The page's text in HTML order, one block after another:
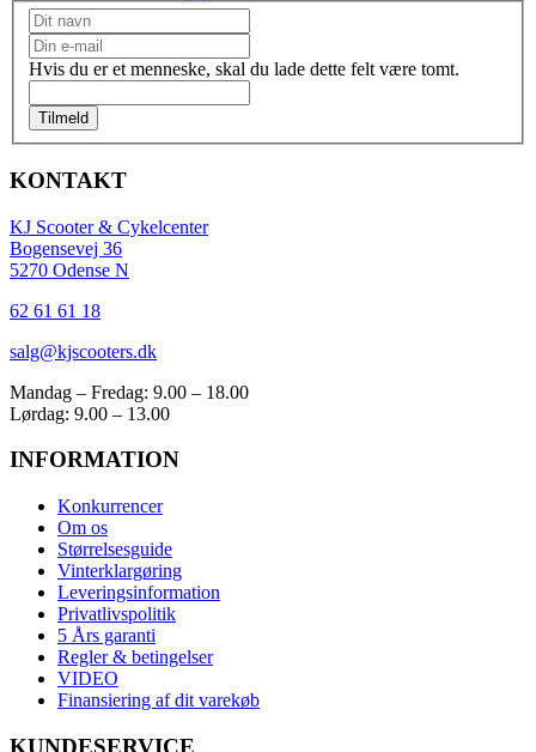
Nyhedsbrev
Hvis du er et menneske, skal du lade dette felt være tomt.
Tilmeld
KONTAKT
KJ Scooter & Cykelcenter
Bogensevej 36
5270 Odense N
62 61 61 18
salg@kjscooters.dk
Mandag – Fredag: 9.00 – 18.00
Lørdag: 9.00 – 13.00
INFORMATION
Konkurrencer
Om os
Størrelsesguide
Vinterklargøring
Leveringsinformation
Privatlivspolitik
5 Års garanti
Regler & betingelser
VIDEO
Finansiering af dit varekøb
KUNDESERVICE